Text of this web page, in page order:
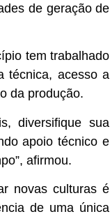
de geração de
tem trabalhado
técnica, acesso a
da produção.
diversifique sua
apoio técnico e
afirmou.
novas culturas é
de uma única